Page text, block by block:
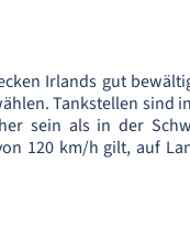
Irlands gut
Tankstellen sind
sein als in der
120 km/h gilt, auf